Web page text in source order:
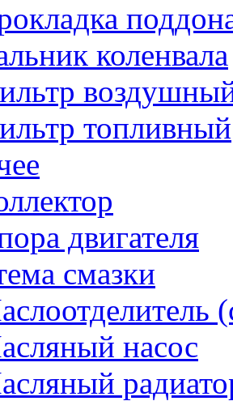
коленвала
топливный
двигателя
смазки
насос